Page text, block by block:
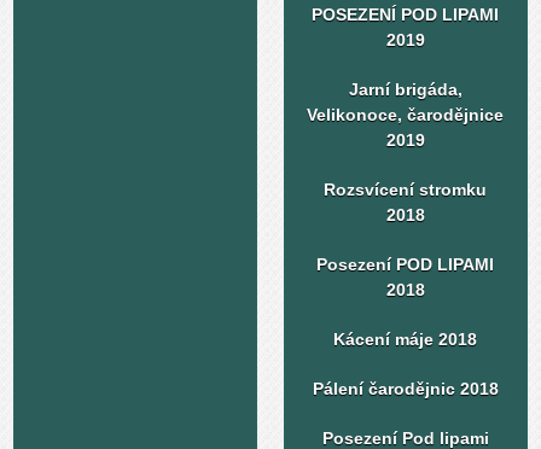
POSEZENÍ POD LIPAMI
2019
Jarní brigáda,
Velikonoce, čarodějnice
2019
Rozsvícení stromku
2018
Posezení POD LIPAMI
2018
Kácení máje 2018
Pálení čarodějnic 2018
Posezení Pod lipami